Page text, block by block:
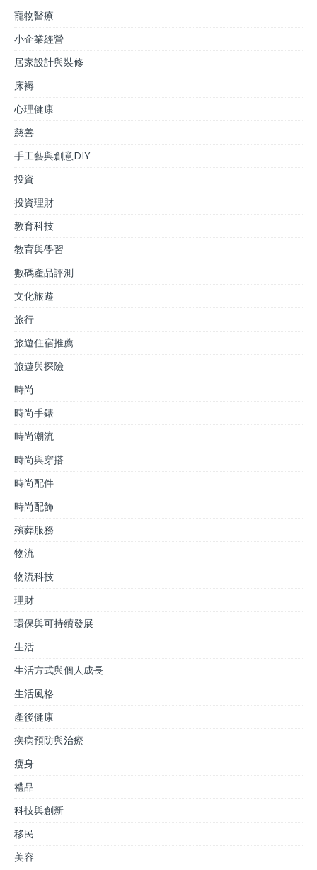
寵物醫療
小企業經營
居家設計與裝修
床褥
心理健康
慈善
手工藝與創意DIY
投資
投資理財
教育科技
教育與學習
數碼產品評測
文化旅遊
旅行
旅遊住宿推薦
旅遊與探險
時尚
時尚手錶
時尚潮流
時尚與穿搭
時尚配件
時尚配飾
殯葬服務
物流
物流科技
理財
環保與可持續發展
生活
生活方式與個人成長
生活風格
產後健康
疾病預防與治療
瘦身
禮品
科技與創新
移民
美容